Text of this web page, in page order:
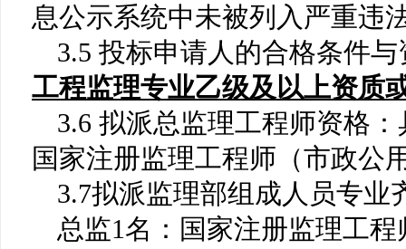
息公示系统中未被列入严重违
3.5 投标申请人的合格条件
工程监理专业乙级及以上资质
3.6 拟派总监理工程师资格
国家注册监理工程师（市政公
3.7拟派监理部组成人员专业
总监1名：国家注册监理工程